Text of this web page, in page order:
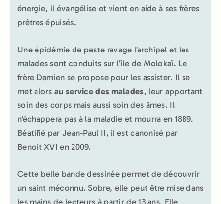
énergie, il évangélise et vient en aide à ses frères
prêtres épuisés.
Une épidémie de peste ravage l’archipel et les
malades sont conduits sur l’île de Molokaï. Le
frère Damien se propose pour les assister. Il se
met alors au service des malades, leur apportant
soin des corps mais aussi soin des âmes. Il
n’échappera pas à la maladie et mourra en 1889.
Béatifié par Jean-Paul II, il est canonisé par
Benoit XVI en 2009.
Cette belle bande dessinée permet de découvrir
un saint méconnu. Sobre, elle peut être mise dans
les mains de lecteurs à partir de 13 ans. Elle